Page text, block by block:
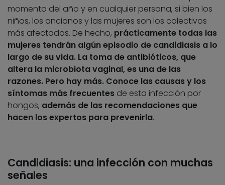
momento del año y en cualquier persona, si bien los
niños, los ancianos y las mujeres son los colectivos
más afectados. De hecho, prácticamente todas las
mujeres tendrán algún episodio de candidiasis a lo
largo de su vida. La toma de antibióticos, que
altera la microbiota vaginal, es una de las
razones. Pero hay más. Conoce las causas y los
síntomas más frecuentes de esta infección por
hongos, además de las recomendaciones que
hacen los expertos para prevenirla.
Candidiasis: una infección con muchas
señales